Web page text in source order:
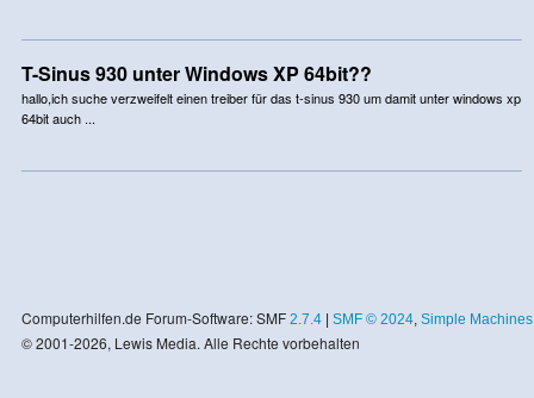
T-Sinus 930 unter Windows XP 64bit??
hallo,ich suche verzweifelt einen treiber für das t-sinus 930 um damit unter windows xp
64bit auch ...
Computerhilfen.de Forum-Software: SMF 2.7.4| SMF © 2024, Simple Machines
© 2001-2026, Lewis Media. Alle Rechte vorbehalten